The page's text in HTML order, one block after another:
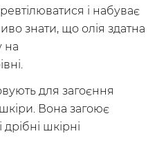
і набуває
знати, що олія здатна
на
для загоєння
Вона загоює
шкірні